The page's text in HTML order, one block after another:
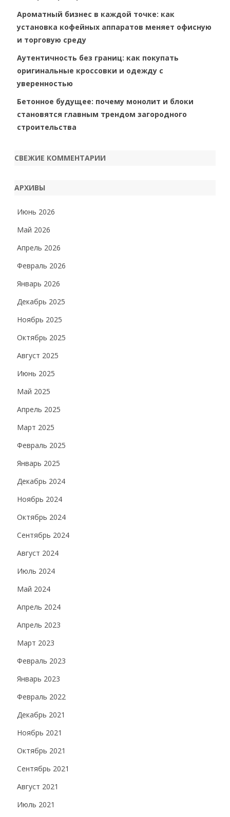
Ароматный бизнес в каждой точке: как
установка кофейных аппаратов меняет офисную
и торговую среду
Аутентичность без границ: как покупать
оригинальные кроссовки и одежду с
уверенностью
Бетонное будущее: почему монолит и блоки
становятся главным трендом загородного
строительства
СВЕЖИЕ КОММЕНТАРИИ
АРХИВЫ
Июнь 2026
Май 2026
Апрель 2026
Февраль 2026
Январь 2026
Декабрь 2025
Ноябрь 2025
Октябрь 2025
Август 2025
Июнь 2025
Май 2025
Апрель 2025
Март 2025
Февраль 2025
Январь 2025
Декабрь 2024
Ноябрь 2024
Октябрь 2024
Сентябрь 2024
Август 2024
Июль 2024
Май 2024
Апрель 2024
Апрель 2023
Март 2023
Февраль 2023
Январь 2023
Февраль 2022
Декабрь 2021
Ноябрь 2021
Октябрь 2021
Сентябрь 2021
Август 2021
Июль 2021